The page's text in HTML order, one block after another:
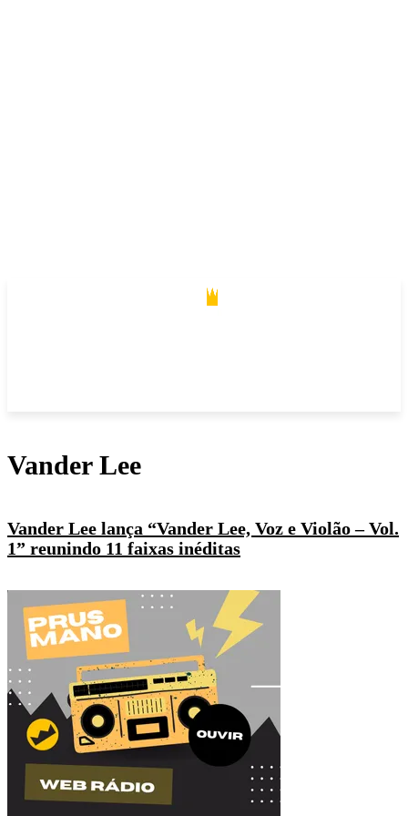
Vander Lee
Vander Lee lança “Vander Lee, Voz e Violão – Vol.
1” reunindo 11 faixas inéditas